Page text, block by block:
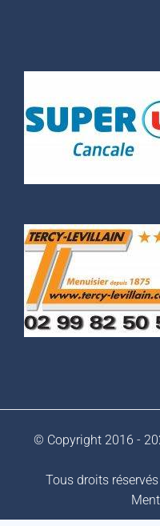
© Copyright 2016 -
Tous droits